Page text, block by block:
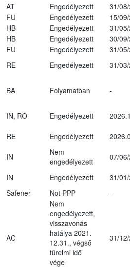
AT Engedélyezett
31/
FU Engedélyezett
15/
HB Engedélyezett
31/
HB Engedélyezett
30/
FU Engedélyezett
31/
RE Engedélyezett
31/
BA Folyamatban -
IN, RO Engedélyezett
RE Engedélyezett
IN
Nem
engedélyezett
07/
IN Engedélyezett
31/
Safener Not PPP -
AC
Nem
engedélyezett,
visszavonás
hatálya 2021.
12.31., végső
türelmi idő
vége
31/